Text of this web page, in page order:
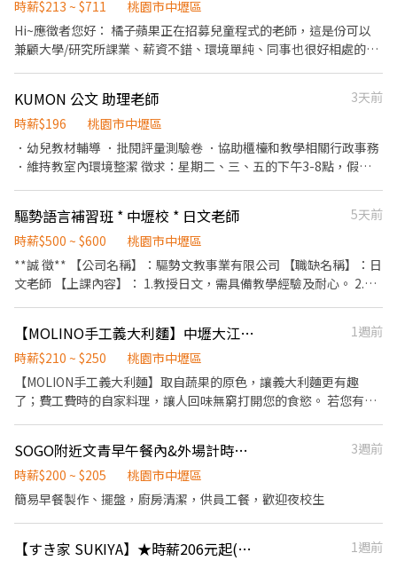
時薪$213 ~ $711
桃園市中壢區
Hi~應徵者您好： 橘子蘋果正在招募兒童程式的老師，這是份可以
兼顧大學/研究所課業、薪資不錯、環境單純、同事也很好相處的工
題歡迎各位應徵者來信或致電到下方提供的聯繫管道做詢問！ -----
以下為徵才資訊----- 【職稱/薪資】 ●助教，依課程類型支薪，一
堂課 480-560 元。 ●若表現佳，升任學習教練，依課程類型支薪，
一堂課 700 - 1600 元。 【課程內容】 我們的課程內容有 1.菁英課
段】 菁英課程：週六 09:45-12:00、13:15-15:30 【工作地點與課程
規劃】 教室的詳細位置都可以透過官網進行查詢，也建議應徵
https://orangeapple.co/ 【工作內容】 1. 協助班級課程進
行，管理秩序，引導學生解決課堂問題。 2. 課程教材皆由公司
準備，並有完整的師資培訓機制及教學輔導。 【徵求條件】 必要條
件： ●高中畢業 ●長期配合，可配合一年~一年半以上更
表達能力佳。 ●對教學或程式有興趣者。 ●有國小、國中
教學、活動帶領經驗或其他相關實習打工經驗。 -----以下為應徵資
訊----- 【應徵方式】 1. 將PDF檔履歷上傳招募信箱 teacher-
hiring@orangeapple.co (ex主旨：應徵中壢教室兒童程式教育老
師_XXX(姓名)) 2. 內文請附上想應徵的課程類型及時段 。 3. 待後續
我們會以 Email 的方式和你聯絡，若有問題也可來電。 【面試內
容】 面試時會請你自我介紹，並進行試教，試教完後會進行基
本的問答。 【連絡電話】 有任何問題也歡迎來電詳細詢問，電
KUMON 公文 助理老師
3天前
時薪$196
桃園市中壢區
．幼兒教材輔導 ．批閱評量測驗卷 ．協助櫃檯和教學相關行政事務
．維持教室內環境整潔 徵求：星期二、三、五的下午3-8點，假日
驅勢語言補習班 * 中壢校 * 日文老師
5天前
時薪$500 ~ $600
桃園市中壢區
**誠 徵** 【公司名稱】：驅勢文教事業有限公司 【職缺名稱】：日
文老師 【上課內容】： 1.教授日文，需具備教學經驗及耐心。 2.兼
分校。 【上班地點】：桃園市中壢區中山路88號7樓 【上課時
間】： 週一～週五 18:30～21:30 週六～週日 10:00～17:00 面試
時，會安排試教約10～15分鐘 需具備日文N1證照 歡迎有教學熱忱&
責任感的您～加入我們的行列！
【MOLINO手工義大利麵】中壢大江店-內場兼職(早班,晚班)-F01
1週前
時薪$210 ~ $250
桃園市中壢區
【MOLION手工義大利麵】取自蔬果的原色，讓義大利麵更有趣
了；費工費時的自家料理，讓人回味無窮打開您的食慾。 若您有兼
助進貨清點、歸位及後續處理 3. 開店前準備及閉店整理作業 4. 洗滌
與環境清潔 5. 完成主管交付工作 ✅工作時段 早班：09:00~18:00 晚
班：18:00~22:00或22:30 (排班區間另安排休息時間，週六、週日有
求排班；兼職人員每月可配合排班時數須達60小時以上。 ✅提供免
SOGO附近文青早午餐內&外場計時（長期）
3週前
時薪$200 ~ $205
桃園市中壢區
簡易早餐製作、擺盤，廚房清潔，供員工餐，歡迎夜校生
【すき家 SUKIYA】★時薪206元起(含全勤)★中壢中山店
1週前